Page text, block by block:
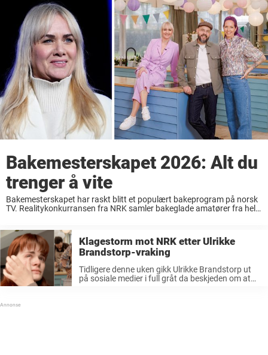
Bakemesterskapet 2026: Alt du
trenger å vite
Bakemesterskapet har raskt blitt et populært bakeprogram på norsk
TV. Realitykonkurransen fra NRK samler bakeglade amatører fra hele
Klagestorm mot NRK etter Ulrikke
Brandstorp-vraking
Tidligere denne uken gikk Ulrikke Brandstorp ut
på sosiale medier i full gråt da beskjeden om at